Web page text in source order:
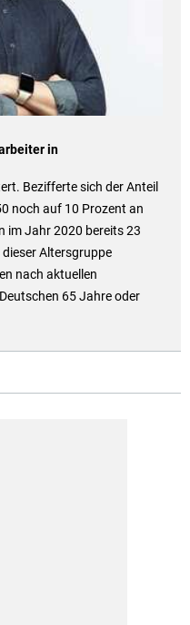
in
Bezifferte sich der Anteil
noch auf 10 Prozent an
im Jahr 2020 bereits 23
Altersgruppe
nach aktuellen
65 Jahre oder